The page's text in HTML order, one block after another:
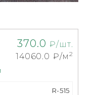
370.0 ₽/шт.
14060.0 ₽/м2
R-515